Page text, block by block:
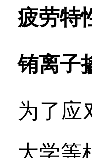
疲劳特
铕离子
为了应
大学等